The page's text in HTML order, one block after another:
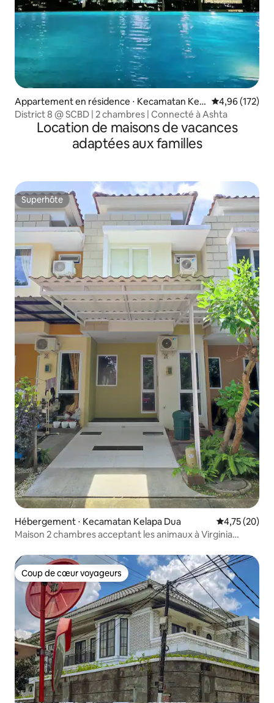
Appartement en résidence ⋅ Kecamatan Keb
ayoran Baru
Évaluation
4,96 (172)
District 8 @ SCBD | 2 chambres | Connecté à Ashta
Location de maisons de vacances
adaptées aux familles
Superhôte
Superhôte
Hébergement ⋅ Kecamatan Kelapa Dua Évaluation
4,75 (20)
Maison 2 chambres acceptant les animaux à Virginia
Coup de cœur voyageurs
Coup de cœur voyageurs